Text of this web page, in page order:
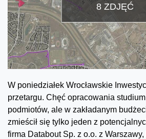
8 ZDJĘĆ
W poniedziałek Wrocławskie
przetargu. Chęć opracowania studium
podmiotów, ale w zakładanym
zmieścił się tylko jeden z
firma Databout Sp. z o.o. z